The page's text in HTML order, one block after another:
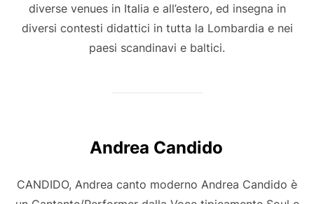
diverse venues in Italia e all’estero, ed insegna in
diversi contesti didattici in tutta la Lombardia e nei
paesi scandinavi e baltici.
Andrea Candido
CANDIDO, Andrea canto moderno Andrea Candido è